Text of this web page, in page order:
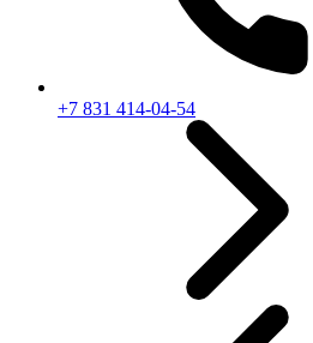
+7 831 414-04-54